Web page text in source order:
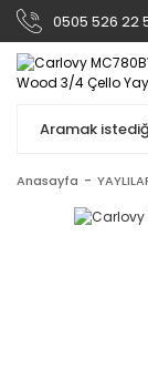
0505 526 22
Anasayfa